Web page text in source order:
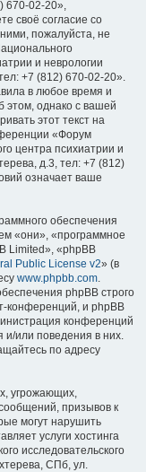
670-02-20»,
своё согласие со
пожалуйста, не
и неврологии
+7 (812) 670-02-20».
в любое время и
этом, однако с вашей
этот текст на
«Форум
центра психиатрии и
д.3, тел: +7 (812)
означает ваше
обеспечения
«они», «программное
Limited», «phpBB
Public License v2» (в
www.phpbb.com.
phpBB строго
конференций, и phpBB
конференций
и/или поведения в них.
по адресу
угрожающих,
призывов к
могут нарушить
услуги хостинга
исследовательского
СПб, ул.